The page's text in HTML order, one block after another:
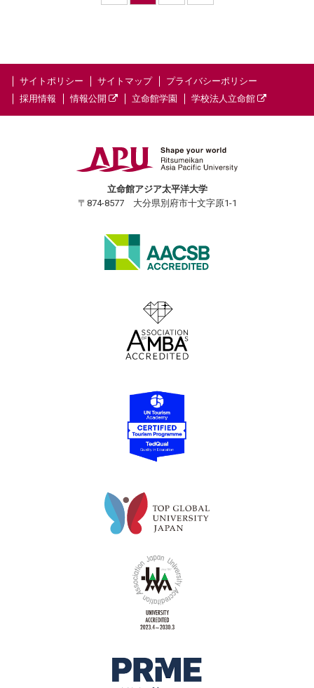
サイトポリシー サイトマップ
プライバシーポリシー
採用情報
情報公開 立命館学園 学校法人立命館
立命館アジア太平洋大学
〒874-8577 大分県別府市十文字原1-1